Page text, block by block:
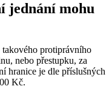
jednání mohu
protiprávního
nebo přestupku, za
hranice je dle příslušných
Kč.